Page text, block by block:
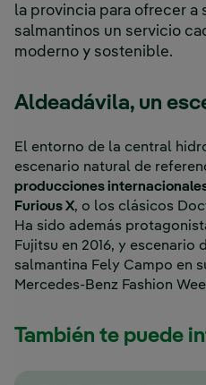
la provincia para ofrecer a
salmantinos un servicio
moderno y sostenible.
Aldeadávila, un
El entorno de la central
escenario natural de
producciones
Furious X, o los clásicos
Ha sido además
Fujitsu en 2016, y escenario
salmantina Fely Campo en
Mercedes-Benz Fashion
También te puede